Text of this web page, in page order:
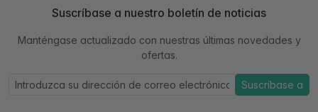
Suscríbase a nuestro boletín de noticias
Manténgase actualizado con nuestras últimas novedades y
ofertas.
Suscríbase a